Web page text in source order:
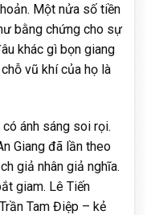
Một nửa số tiền
bằng chứng cho sự
khác gì bọn giang
vũ khí của họ là
ánh sáng soi rọi.
Giang đã lần theo
giả nhân giả nghĩa.
giam. Lê Tiến
Tam Điệp – kẻ